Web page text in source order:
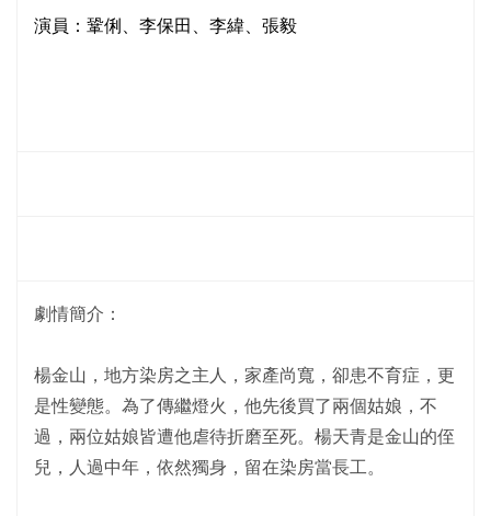
演員：鞏俐、李保田、李緯、張毅
劇情簡介：
楊金山，地方染房之主人，家產尚寬，卻患不育症，更
是性變態。為了傳繼燈火，他先後買了兩個姑娘，不
過，兩位姑娘皆遭他虐待折磨至死。楊天青是金山的侄
兒，人過中年，依然獨身，留在染房當長工。